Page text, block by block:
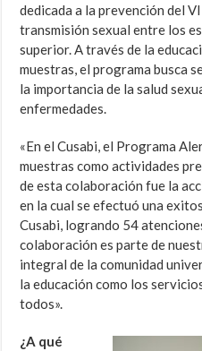
dedicada a la prevención del
transmisión sexual entre los
superior. A través de la
muestras, el programa busca
la importancia de la salud
enfermedades.
«En el Cusabi, el Programa
muestras como actividades
de esta colaboración fue la
en la cual se efectuó una
Cusabi, logrando 54
colaboración es parte de
integral de la comunidad
la educación como los
todos».
¿A qué